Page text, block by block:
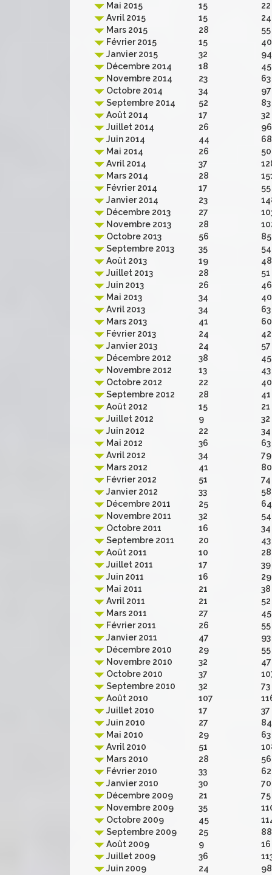
Mai 2015
15
22
Avril 2015
15
24
Mars 2015
28
55
Février 2015
15
40
Janvier 2015
32
94
Décembre 2014
18
45
Novembre 2014
23
63
Octobre 2014
34
97
Septembre 2014
52
83
Août 2014
17
32
Juillet 2014
26
96
Juin 2014
44
68
Mai 2014
26
50
Avril 2014
37
Mars 2014
28
Février 2014
17
55
Janvier 2014
23
Décembre 2013
27
Novembre 2013
28
Octobre 2013
56
85
Septembre 2013
35
54
Août 2013
19
48
Juillet 2013
28
51
Juin 2013
26
46
Mai 2013
34
40
Avril 2013
34
63
Mars 2013
41
60
Février 2013
24
42
Janvier 2013
24
57
Décembre 2012
38
45
Novembre 2012
13
43
Octobre 2012
22
40
Septembre 2012
28
41
Août 2012
15
21
Juillet 2012
9
32
Juin 2012
22
34
Mai 2012
36
63
Avril 2012
34
79
Mars 2012
41
80
Février 2012
51
74
Janvier 2012
33
58
Décembre 2011
25
64
Novembre 2011
32
54
Octobre 2011
16
34
Septembre 2011
20
43
Août 2011
10
28
Juillet 2011
17
39
Juin 2011
16
29
Mai 2011
21
38
Avril 2011
21
52
Mars 2011
27
45
Février 2011
26
55
Janvier 2011
47
93
Décembre 2010
29
55
Novembre 2010
32
47
Octobre 2010
37
Septembre 2010
32
73
Août 2010
107
Juillet 2010
17
37
Juin 2010
27
84
Mai 2010
29
63
Avril 2010
51
Mars 2010
28
56
Février 2010
33
62
Janvier 2010
30
70
Décembre 2009
21
75
Novembre 2009
35
Octobre 2009
45
Septembre 2009
25
88
Août 2009
9
16
Juillet 2009
36
Juin 2009
24
98